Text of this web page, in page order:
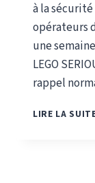
à la
opérateurs
une
LEGO
rappel
LIRE LA